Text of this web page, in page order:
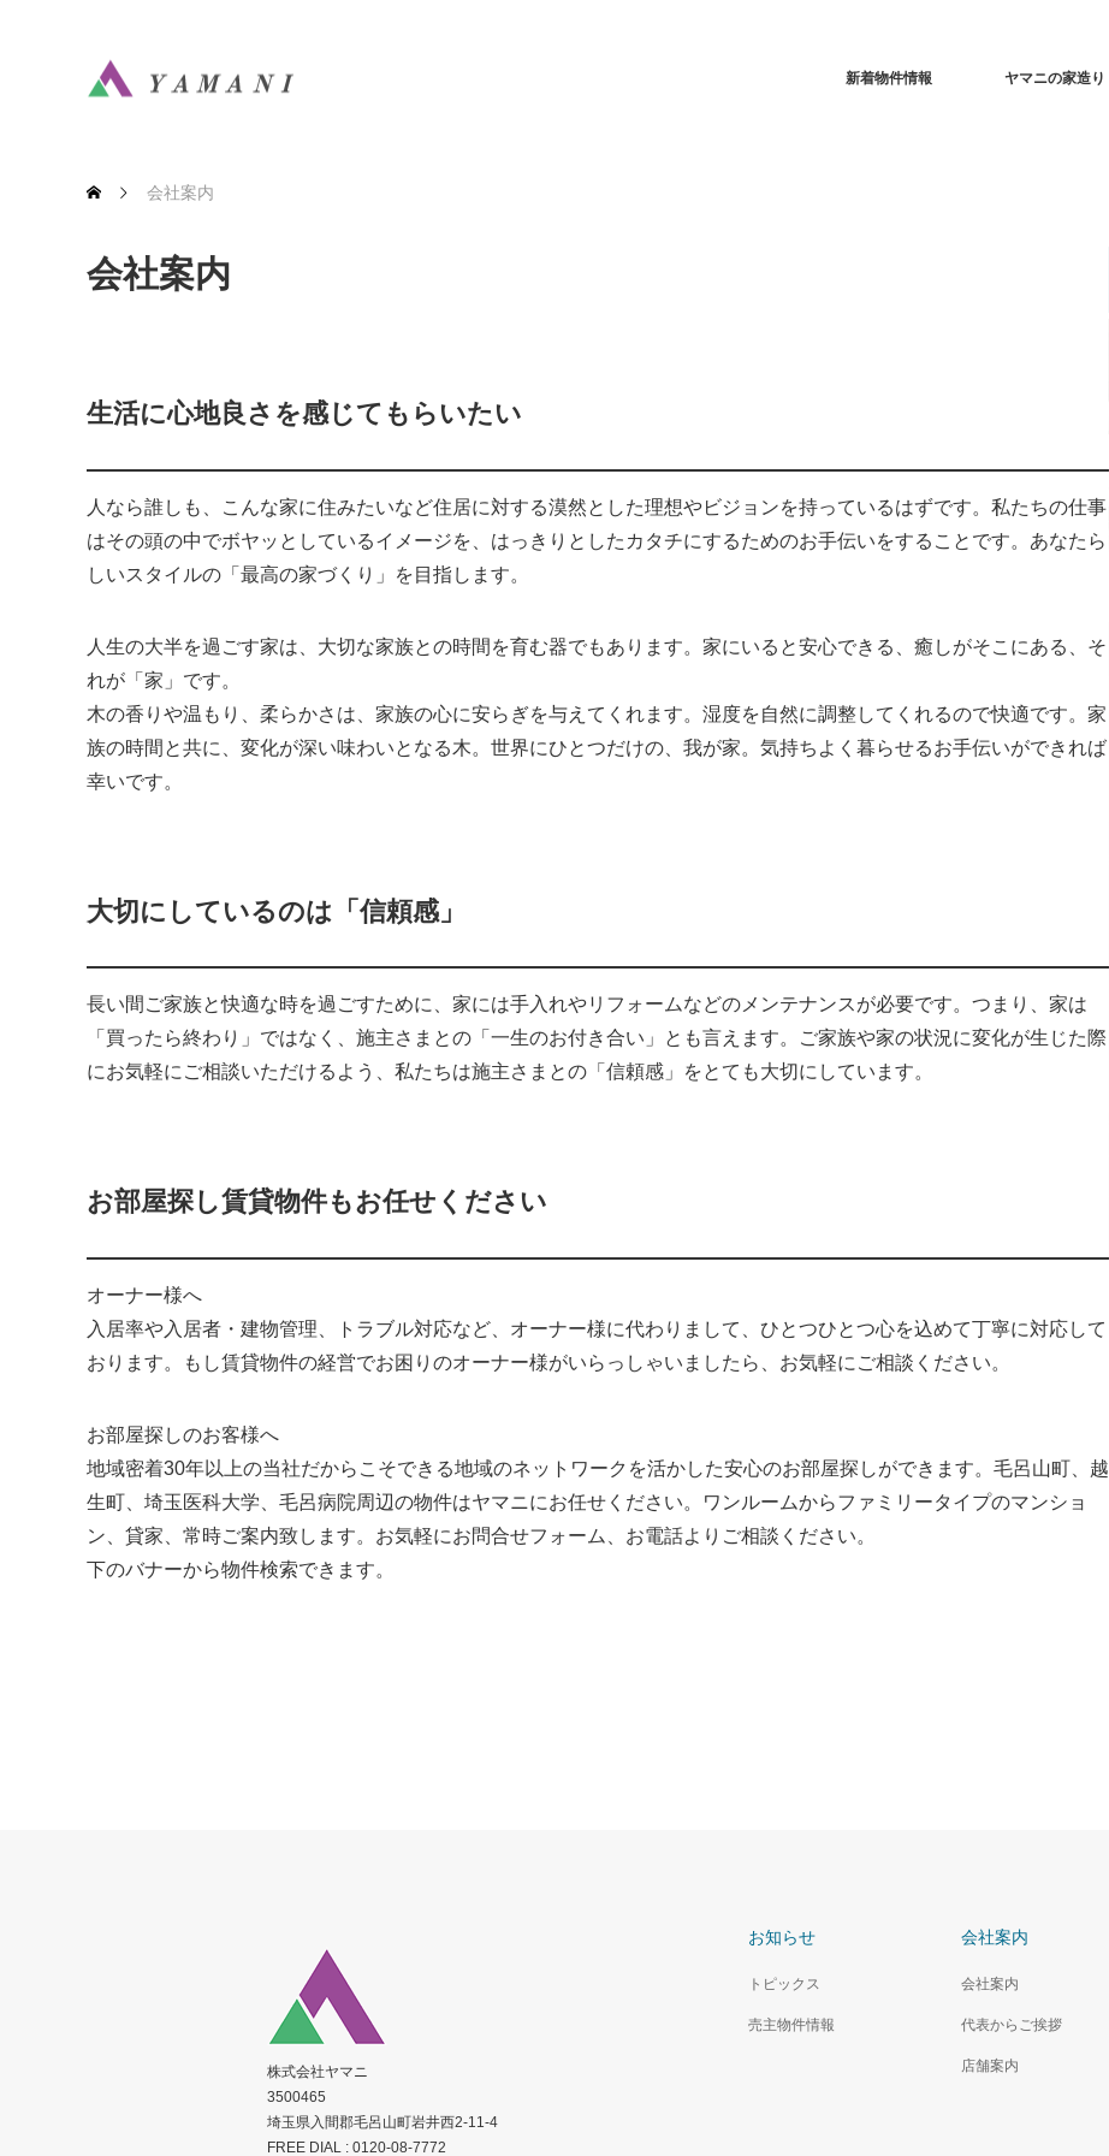
新着物件情報 ヤマニの家造り
会社案内
会社案内
生活に心地良さを感じてもらいたい
人なら誰しも、こんな家に住みたいなど住居に対する漠然とした理想やビジョンを持っているはずです。私たちの仕事
はその頭の中でボヤッとしているイメージを、はっきりとしたカタチにするためのお手伝いをすることです。あなたら
しいスタイルの「最高の家づくり」を目指します。
人生の大半を過ごす家は、大切な家族との時間を育む器でもあります。家にいると安心できる、癒しがそこにある、そ
れが「家」です。
木の香りや温もり、柔らかさは、家族の心に安らぎを与えてくれます。湿度を自然に調整してくれるので快適です。家
族の時間と共に、変化が深い味わいとなる木。世界にひとつだけの、我が家。気持ちよく暮らせるお手伝いができれば
幸いです。
大切にしているのは「信頼感」
長い間ご家族と快適な時を過ごすために、家には手入れやリフォームなどのメンテナンスが必要です。つまり、家は
「買ったら終わり」ではなく、施主さまとの「一生のお付き合い」とも言えます。ご家族や家の状況に変化が生じた際
にお気軽にご相談いただけるよう、私たちは施主さまとの「信頼感」をとても大切にしています。
お部屋探し賃貸物件もお任せください
オーナー様へ
入居率や入居者・建物管理、トラブル対応など、オーナー様に代わりまして、ひとつひとつ心を込めて丁寧に対応して
おります。もし賃貸物件の経営でお困りのオーナー様がいらっしゃいましたら、お気軽にご相談ください。
お部屋探しのお客様へ
地域密着30年以上の当社だからこそできる地域のネットワークを活かした安心のお部屋探しができます。毛呂山町、越
生町、埼玉医科大学、毛呂病院周辺の物件はヤマニにお任せください。ワンルームからファミリータイプのマンショ
ン、貸家、常時ご案内致します。お気軽にお問合せフォーム、お電話よりご相談ください。
下のバナーから物件検索できます。
お知らせ
トピックス
売主物件情報
会社案内
会社案内
代表からご挨拶
店舗案内
株式会社ヤマニ
3500465
埼玉県入間郡毛呂山町岩井西2-11-4
FREE DIAL : 0120-08-7772